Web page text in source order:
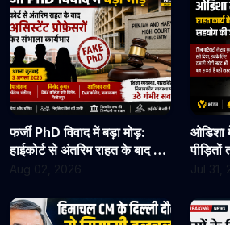
फर्जी PhD विवाद में बड़ा मोड़:
हाईकोर्ट से अंतरिम राहत के बाद 3
असिस्टेंट प्रोफेसरों ने फिर संभाला
सुनवाई
Aug 02, 2026
ओडिशा